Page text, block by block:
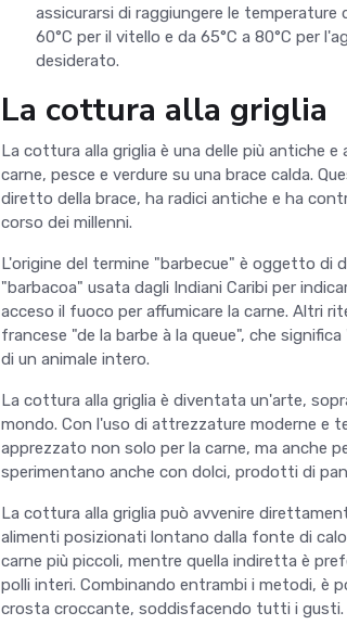
assicurarsi di raggiungere le
60°C per il vitello e da 65°C a 80°C per
desiderato.
La cottura alla griglia
La cottura alla griglia è una delle più antiche
carne, pesce e verdure su una brace calda.
diretto della brace, ha radici antiche e ha
corso dei millenni.
L'origine del termine "barbecue" è oggetto di
"barbacoa" usata dagli Indiani Caribi per
acceso il fuoco per affumicare la carne. Altri
francese "de la barbe à la queue", che
di un animale intero.
La cottura alla griglia è diventata un'arte,
mondo. Con l'uso di attrezzature moderne e
apprezzato non solo per la carne, ma anche
sperimentano anche con dolci, prodotti di
La cottura alla griglia può avvenire
alimenti posizionati lontano dalla fonte di
carne più piccoli, mentre quella indiretta è
polli interi. Combinando entrambi i metodi, è
crosta croccante, soddisfacendo tutti i gusti.